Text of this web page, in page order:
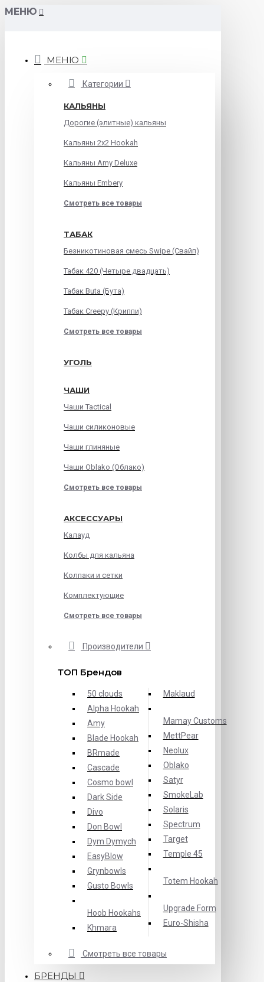
МЕНЮ
МЕНЮ
Категории
КАЛЬЯНЫ
Дорогие (элитные) кальяны
Кальяны 2х2 Hookah
Кальяны Amy Deluxe
Кальяны Embery
Смотреть все товары
ТАБАК
Безникотиновая смесь Swipe (Свайп)
Табак 420 (Четыре двадцать)
Табак Buta (Бута)
Табак Creepy (Криппи)
Смотреть все товары
УГОЛЬ
ЧАШИ
Чаши Tactical
Чаши силиконовые
Чаши глиняные
Чаши Oblako (Облако)
Смотреть все товары
АКСЕССУАРЫ
Калауд
Колбы для кальяна
Колпаки и сетки
Комплектующие
Смотреть все товары
Производители
ТОП Брендов
50 clouds
Alpha Hookah
Amy
Blade Hookah
BRmade
Cascade
Cosmo bowl
Dark Side
Divo
Don Bowl
Dym Dymych
EasyBlow
Grynbowls
Gusto Bowls
Hoob Hookahs
Khmara
Maklaud
Mamay Customs
MettPear
Neolux
Oblako
Satyr
SmokeLab
Solaris
Spectrum
Target
Temple 45
Totem Hookah
Upgrade Form
Еuro-Shisha
Смотреть все товары
БРЕНДЫ